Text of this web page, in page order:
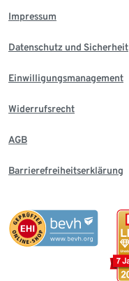
Impressum
Datenschutz und Sicherheit
Einwilligungsmanagement
Widerrufsrecht
AGB
Barrierefreiheitserklärung